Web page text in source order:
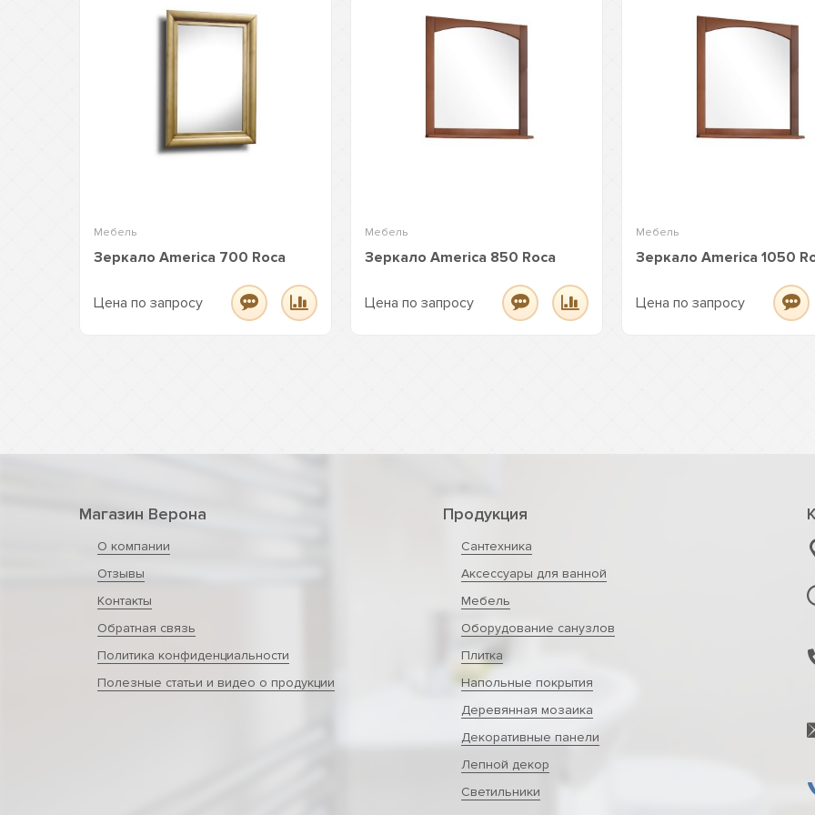
Мебель
Зеркало America 700 Roca
Цена по запросу
Мебель
Зеркало America 850 Roca
Цена по запросу
Мебель
Зеркало America 1050
Цена по запросу
Магазин Верона
О компании
Отзывы
Контакты
Обратная связь
Политика конфиденциальности
Полезные статьи и видео о продукции
Продукция
Сантехника
Аксессуары для ванной
Мебель
Оборудование санузлов
Плитка
Напольные покрытия
Деревянная мозаика
Декоративные панели
Лепной декор
Светильники